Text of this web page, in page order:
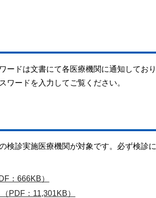
ードは文書にて各医療機関に通知しており
ワードを入力してご覧ください。
検診実施医療機関が対象です。必ず検診に
：666KB）
PDF：11,301KB）